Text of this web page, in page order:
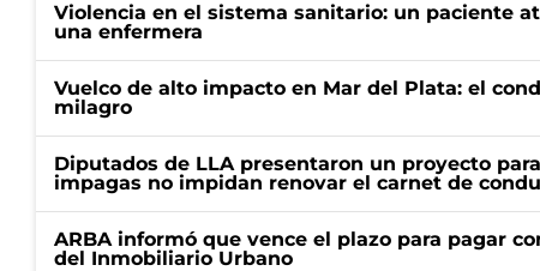
Violencia en el sistema sanitario: un paciente
una enfermera
Vuelco de alto impacto en Mar del Plata: el
milagro
Diputados de LLA presentaron un proyecto
impagas no impidan renovar el carnet de
ARBA informó que vence el plazo para pagar
del Inmobiliario Urbano